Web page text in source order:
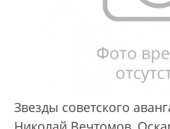
Звезды советского